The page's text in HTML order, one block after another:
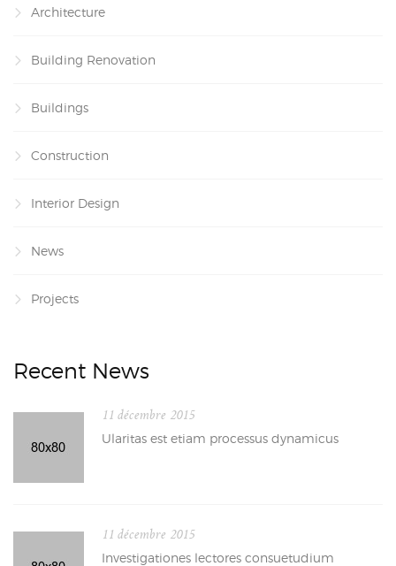
Architecture
Building Renovation
Buildings
Construction
Interior Design
News
Projects
Recent News
11 décembre 2015
Ularitas est etiam processus dynamicus
11 décembre 2015
Investigationes lectores consuetudium